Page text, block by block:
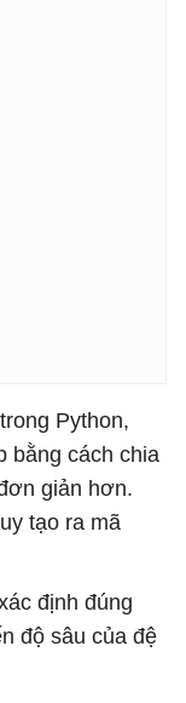
Python,
bằng cách chia
giản hơn.
tạo ra mã
định đúng
độ sâu của đệ